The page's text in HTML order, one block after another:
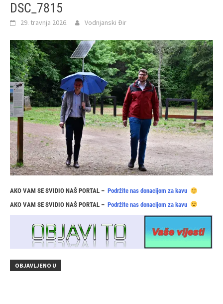
DSC_7815
29. travnja 2026. Vodnjanski Đir
AKO VAM SE SVIDIO NAŠ PORTAL – Podržite nas donacijom za kavu
AKO VAM SE SVIDIO NAŠ PORTAL – Podržite nas donacijom za kavu
OBJAVLJENO U